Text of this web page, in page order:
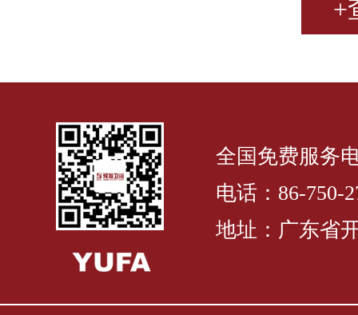
+
全国免费服务
电话：86-750-
地址：广东省